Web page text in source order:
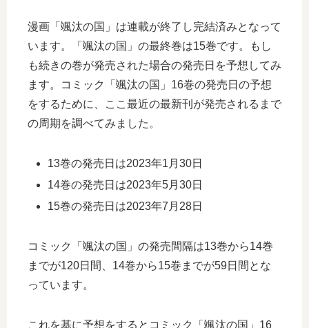
漫画「颯汰の国」は連載が終了し完結済みとなって
います。「颯汰の国」の最終巻は15巻です。もし
も続きの巻が発売された場合の発売日を予想してみ
ます。コミック「颯汰の国」16巻の発売日の予想
をするために、ここ最近の最新刊が発売されるまで
の周期を調べてみました。
13巻の発売日は2023年1月30日
14巻の発売日は2023年5月30日
15巻の発売日は2023年7月28日
コミック「颯汰の国」の発売間隔は13巻から14巻
までが120日間、14巻から15巻までが59日間とな
っています。
これを基に予想をするとコミック「颯汰の国」16